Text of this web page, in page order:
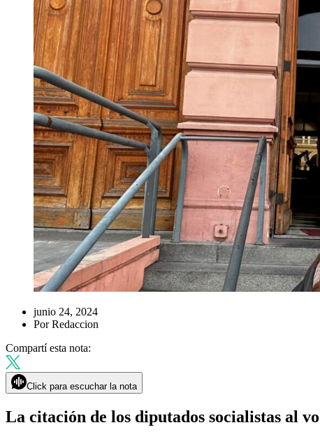
junio 24, 2024
PorRedaccion
Compartí esta nota:
Click para escuchar la nota
La citación de los diputados socialistas al